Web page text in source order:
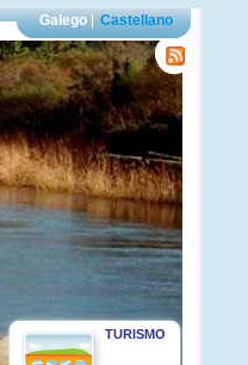
Galego| Castellano
TURISMO